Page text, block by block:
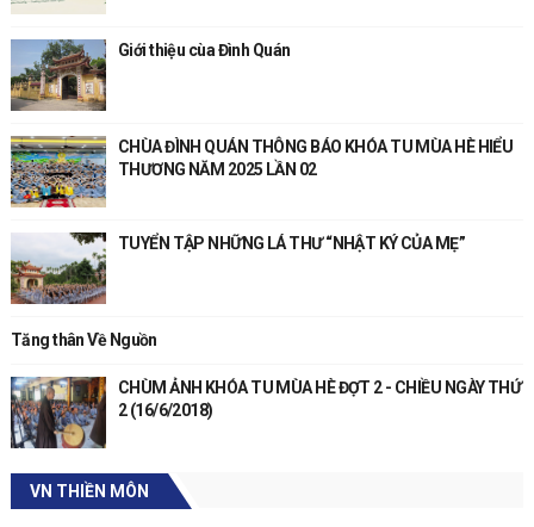
Giới thiệu cùa Đình Quán
CHÙA ĐÌNH QUÁN THÔNG BÁO KHÓA TU MÙA HÈ HIỂU
THƯƠNG NĂM 2025 LẦN 02
TUYỂN TẬP NHỮNG LÁ THƯ “NHẬT KÝ CỦA MẸ”
Tăng thân Về Nguồn
CHÙM ẢNH KHÓA TU MÙA HÈ ĐỢT 2 - CHIỀU NGÀY THỨ
2 (16/6/2018)
VN THIỀN MÔN